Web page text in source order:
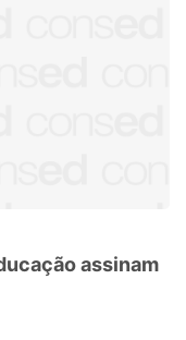
assinam